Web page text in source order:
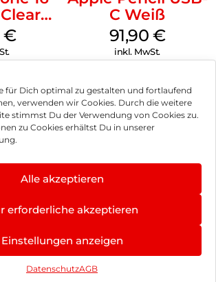
für Dich optimal zu gestalten und fortlaufend
verwenden wir Cookies. Durch die weitere
stimmst Du der Verwendung von Cookies zu.
zu Cookies erhältst Du in unserer
Alle akzeptieren
erforderliche akzeptieren
Einstellungen anzeigen
DatenschutzAGB
€
C Weiß
91,90 €
inkl. MwSt.
, Brodos AG – All Rights Reserved.